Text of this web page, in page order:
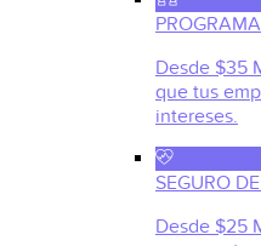
Desde $35
que tus
intereses.
SEGURO
Desde $25